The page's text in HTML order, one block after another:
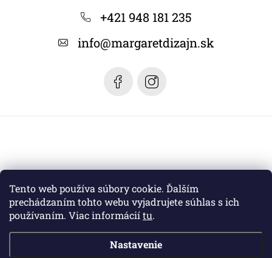
Tento web používa súbory cookie. Ďalším
prechádzaním tohto webu vyjadrujete súhlas s ich
používaním. Viac informáciítu.
Nastavenie
+421 948 181 235
info@margaretdizajn.sk